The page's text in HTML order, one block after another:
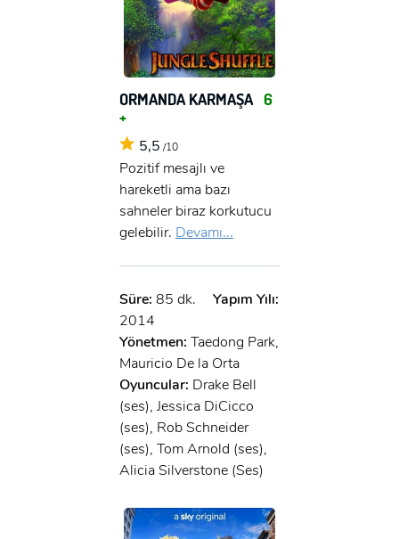
ORMANDA KARMAŞA 6
+
5,5 /10
Pozitif mesajlı ve
hareketli ama bazı
sahneler biraz korkutucu
gelebilir. Devamı...
Süre: 85 dk.
Yapım Yılı:
2014
Yönetmen: Taedong Park,
Mauricio De la Orta
Oyuncular: Drake Bell
(ses), Jessica DiCicco
(ses), Rob Schneider
(ses), Tom Arnold (ses),
Alicia Silverstone (Ses)